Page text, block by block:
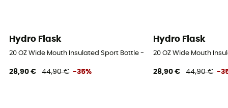
Hydro Flask
20 OZ Wide Mouth Insulated Sport Bottle - Bouteille isotherme
28,90 € 44,90 € -35%
Hydro Flask
20 OZ Wide Mouth
28,90 € 44,90 € -